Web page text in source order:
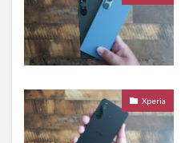
Xperia